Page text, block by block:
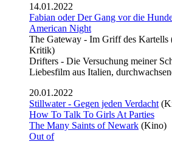
14.01.2022
Fabian oder Der Gang vor die
American Night
The Gateway - Im Griff des Kartells
Kritik)
Drifters - Die Versuchung meiner
Liebesfilm aus Italien,
20.01.2022
Stillwater - Gegen jeden Verdacht
How To Talk To Girls At Parties
The Many Saints of Newark (Kino)
Out of